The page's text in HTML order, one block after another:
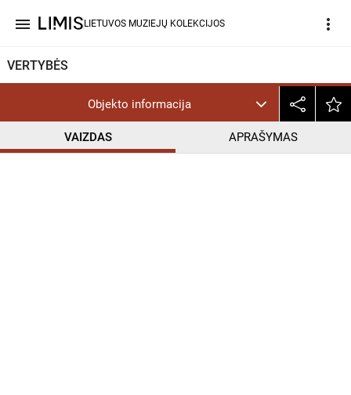
menu LIETUVOS MUZIEJŲ KOLEKCIJOS more_vert
VERTYBĖS
Objekto informacija
VAIZDAS APRAŠYMAS